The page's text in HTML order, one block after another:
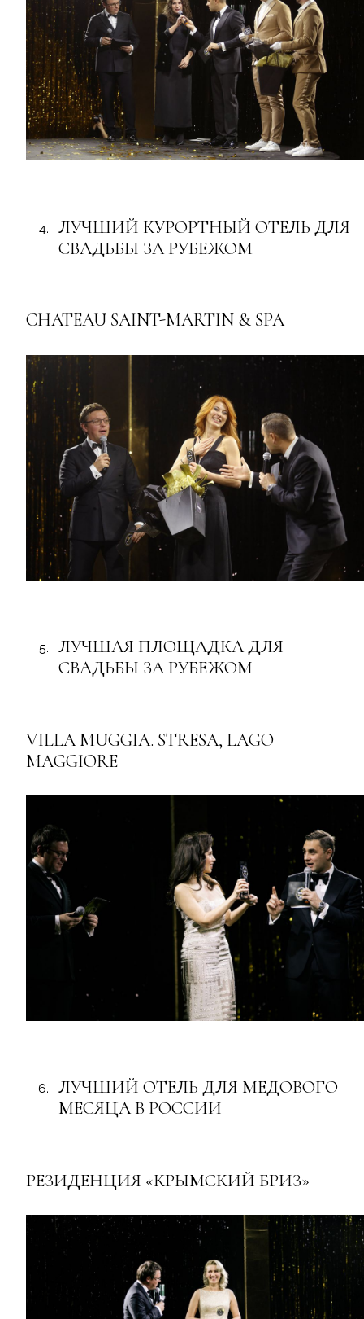
ЛУЧШИЙ КУРОРТНЫЙ ОТЕЛЬ ДЛЯ
СВАДЬБЫ ЗА РУБЕЖОМ
CHATEAU SAINT-MARTIN & SPA
ЛУЧШАЯ ПЛОЩАДКА ДЛЯ
СВАДЬБЫ ЗА РУБЕЖОМ
VILLA MUGGIA. STRESA, LAGO
MAGGIORE
ЛУЧШИЙ ОТЕЛЬ ДЛЯ МЕДОВОГО
МЕСЯЦА В РОССИИ
РЕЗИДЕНЦИЯ «КРЫМСКИЙ БРИЗ»